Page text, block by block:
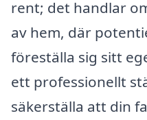
rent; det handlar
av hem, där
föreställa sig sitt
ett professionellt
säkerställa att din